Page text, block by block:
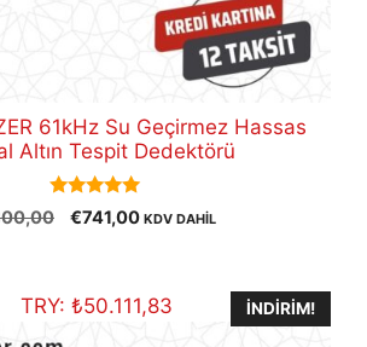
61kHz Su Geçirmez Hassas
Altın Tespit Dedektörü
5.00
out of 5
Orijinal
€741,00Şu
€741,00.
KDV DAHİL
TRY: ₺50.111,83 İNDIRIM!